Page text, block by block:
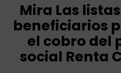
Mira Las
beneficiarios
el cobro del
social Renta